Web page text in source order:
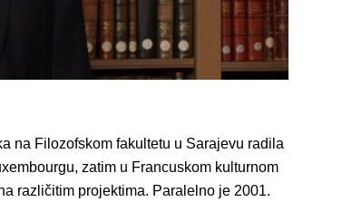
na Filozofskom fakultetu u Sarajevu radila
zatim u Francuskom kulturnom
različitim projektima. Paralelno je 2001.